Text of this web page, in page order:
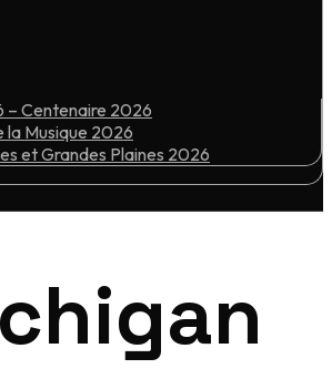
– Centenaire 2026
la Musique 2026
et Grandes Plaines 2026